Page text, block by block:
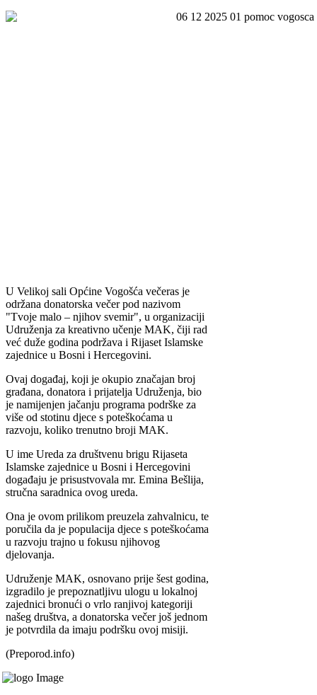
U Velikoj sali Općine Vogošća večeras je
održana donatorska večer pod nazivom
"Tvoje malo – njihov svemir", u organizaciji
Udruženja za kreativno učenje MAK, čiji rad
već duže godina podržava i Rijaset Islamske
zajednice u Bosni i Hercegovini.
Ovaj događaj, koji je okupio značajan broj
građana, donatora i prijatelja Udruženja, bio
je namijenjen jačanju programa podrške za
više od stotinu djece s poteškoćama u
razvoju, koliko trenutno broji MAK.
U ime Ureda za društvenu brigu Rijaseta
Islamske zajednice u Bosni i Hercegovini
događaju je prisustvovala mr. Emina Bešlija,
stručna saradnica ovog ureda.
Ona je ovom prilikom preuzela zahvalnicu, te
poručila da je populacija djece s poteškoćama
u razvoju trajno u fokusu njihovog
djelovanja.
Udruženje MAK, osnovano prije šest godina,
izgradilo je prepoznatljivu ulogu u lokalnoj
zajednici bronući o vrlo ranjivoj kategoriji
našeg društva, a donatorska večer još jednom
je potvrdila da imaju podršku ovoj misiji.
(Preporod.info)